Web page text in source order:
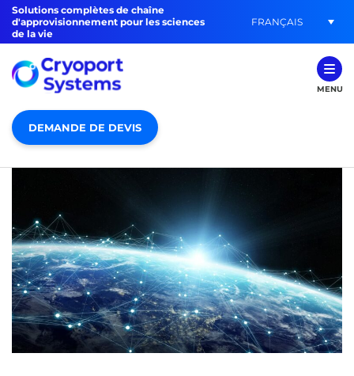
Solutions complètes de chaîne
d'approvisionnement pour les sciences
de la vie
FRANÇAIS
MENU
DEMANDE DE DEVIS